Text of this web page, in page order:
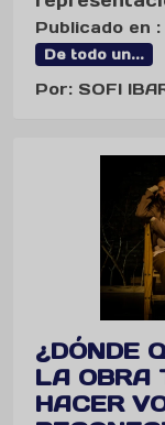
Publicado en :
De todo un...
Por: SOFI
¿DÓNDE
LA OBRA
HACER